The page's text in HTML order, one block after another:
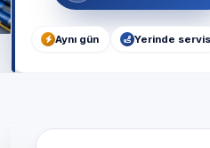
Aynı gün Yerinde servis